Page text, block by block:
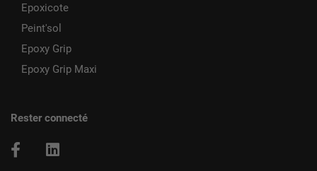
Epoxicote
Peint'sol
Epoxy Grip
Epoxy Grip Maxi
Rester connecté